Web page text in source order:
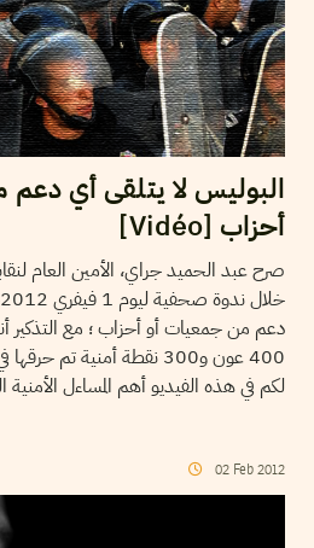
البوليس لا يتلقى أي
أحزاب [Vidéo]
صرح عبد الحميد جراي، الأمين العام
دعم من جمعيات أو أحزاب ؛ مع التذكير
400 عون و300 نقطة أمنية تم حرقها في 2011.
لكم في هذه الفيديو أهم المساءل
02 Feb 2012